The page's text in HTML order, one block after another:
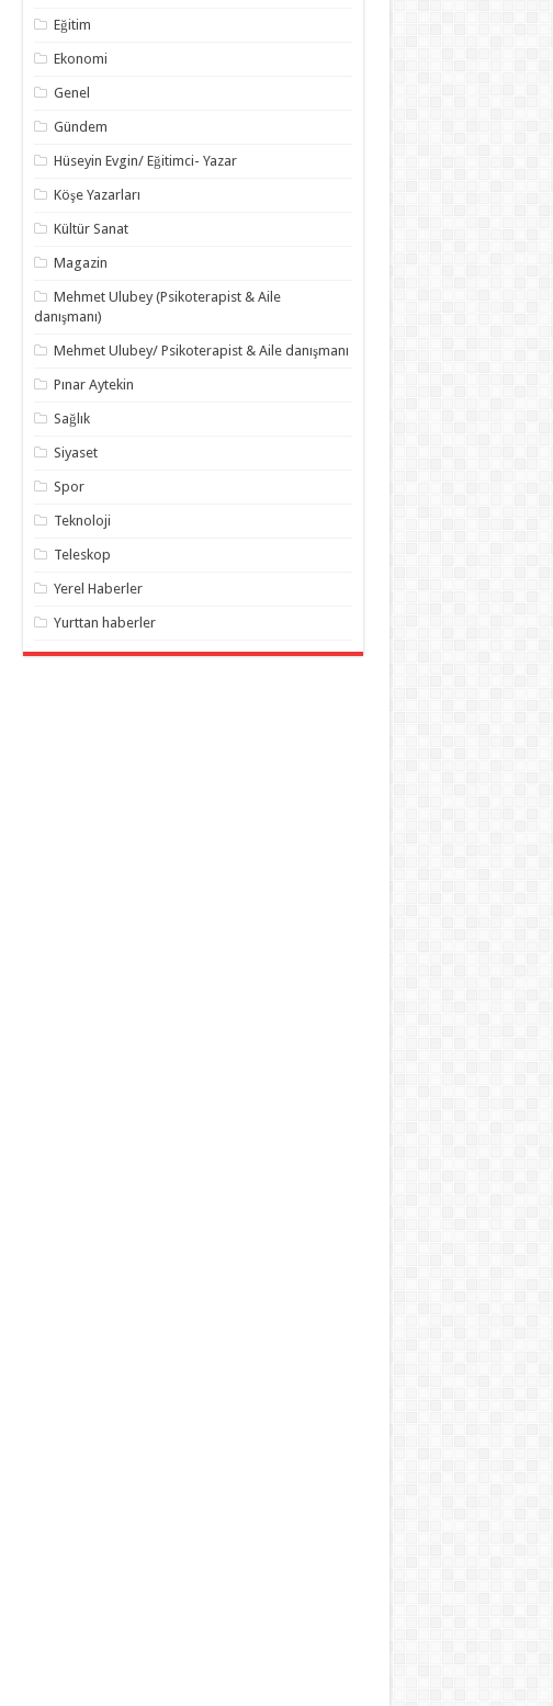
Eğitim
Ekonomi
Genel
Gündem
Hüseyin Evgin/ Eğitimci- Yazar
Köşe Yazarları
Kültür Sanat
Magazin
Mehmet Ulubey (Psikoterapist & Aile
danışmanı)
Mehmet Ulubey/ Psikoterapist & Aile danışmanı
Pınar Aytekin
Sağlık
Siyaset
Spor
Teknoloji
Teleskop
Yerel Haberler
Yurttan haberler